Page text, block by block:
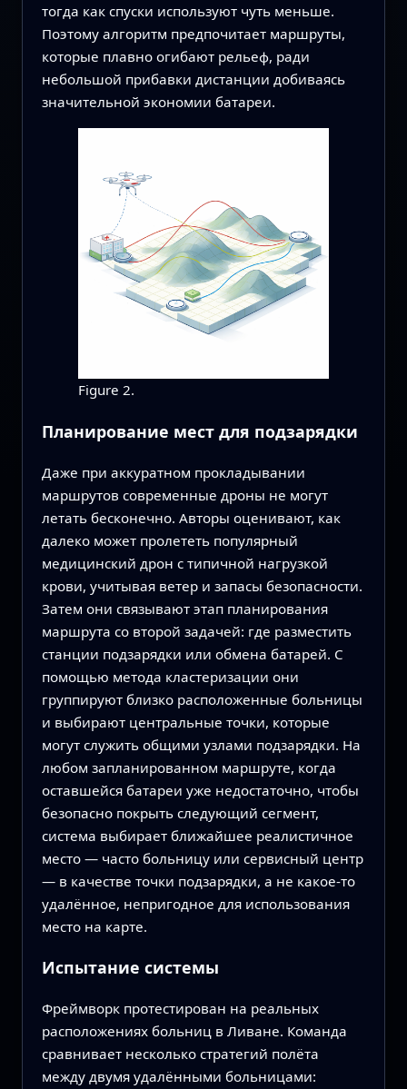
тогда как спуски используют чуть меньше.
Поэтому алгоритм предпочитает маршруты,
которые плавно огибают рельеф, ради
небольшой прибавки дистанции добиваясь
значительной экономии батареи.
Figure 2.
Планирование мест для подзарядки
Даже при аккуратном прокладывании
маршрутов современные дроны не могут
летать бесконечно. Авторы оценивают, как
далеко может пролететь популярный
медицинский дрон с типичной нагрузкой
крови, учитывая ветер и запасы безопасности.
Затем они связывают этап планирования
маршрута со второй задачей: где разместить
станции подзарядки или обмена батарей. С
помощью метода кластеризации они
группируют близко расположенные больницы
и выбирают центральные точки, которые
могут служить общими узлами подзарядки. На
любом запланированном маршруте, когда
оставшейся батареи уже недостаточно, чтобы
безопасно покрыть следующий сегмент,
система выбирает ближайшее реалистичное
место — часто больницу или сервисный центр
— в качестве точки подзарядки, а не какое‑то
удалённое, непригодное для использования
место на карте.
Испытание системы
Фреймворк протестирован на реальных
расположениях больниц в Ливане. Команда
сравнивает несколько стратегий полёта
между двумя удалёнными больницами: